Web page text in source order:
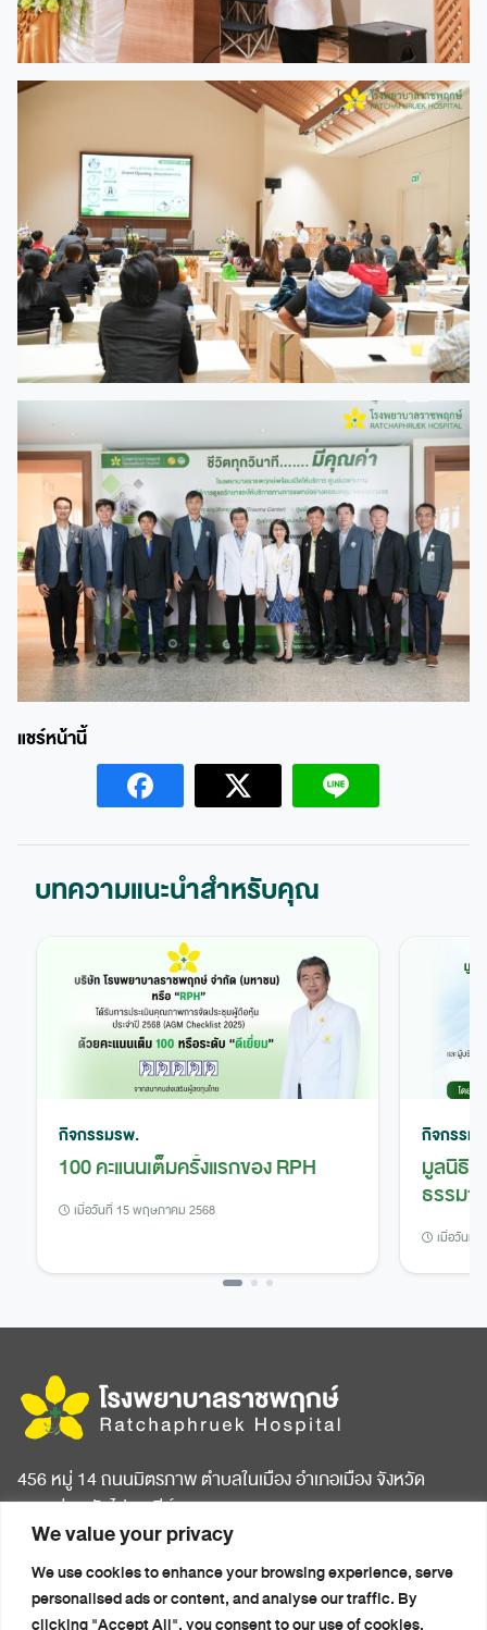
We value your privacy
We use cookies to enhance your browsing experience, serve
personalised ads or content, and analyse our traffic. By
clicking "Accept All", you consent to our use of cookies.
บทความแนะนำสำหรับคุณ
กิจกรรมรพ.
100 คะแนนเต็มครั้งแรกของ RPH
เมื่อวันที่ 15 พฤษภาคม 2568
กิจกรรม
มูลนิธิน
ธรรมา
“การ
ตามหลั
เมื่อวันที่
456 หมู่ 14 ถนนมิตรภาพ ตำบลในเมือง อำเภอเมือง จังหวัด
ขอนแก่น รหัสไปรษณีย์ 40000
หน้าแรก
เกี่ยวกับโรงพยาบาล
ห้องพักผู้ป่วย
บทความสุขภาพ
ข่าวประชาสัมพันธ์
ติดต่อเรา